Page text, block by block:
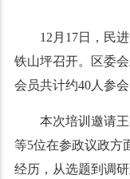
12月17日，民
铁山坪召开。区委
会员共计约40人参
本次培训邀请
等5位在参政议政方
经历，从选题到调